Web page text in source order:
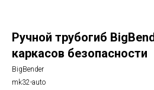
Ручной трубогиб
каркасов безопасности
BigBender
mk32-auto